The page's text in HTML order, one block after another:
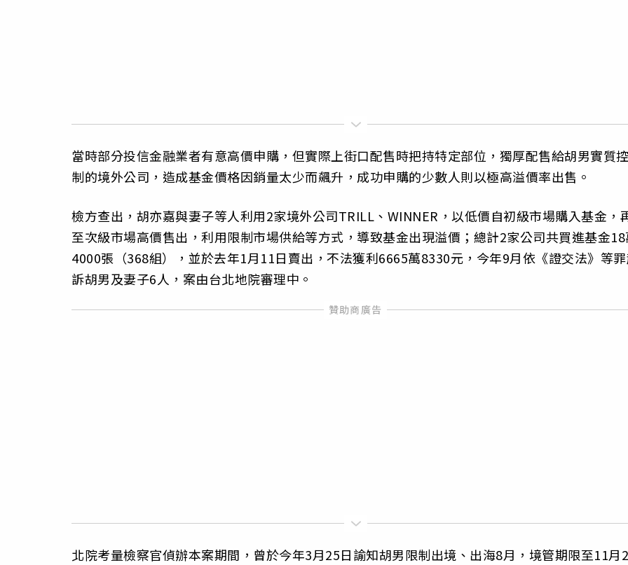
當時部分投信金融業者有意高價申購，但實際上街口配售時把持特定部位，獨厚配售給胡男實質
制的境外公司，造成基金價格因銷量太少而飆升，成功申購的少數人則以極高溢價率出售。
檢方查出，胡亦嘉與妻子等人利用2家境外公司TRILL、WINNER，以低價自初級市場購入基金，
至次級市場高價售出，利用限制市場供給等方式，導致基金出現溢價；總計2家公司共買進基金
4000張（368組），並於去年1月11日賣出，不法獲利6665萬8330元，今年9月依《證交法》等
訴胡男及妻子6人，案由台北地院審理中。
北院考量檢察官偵辦本案期間，曾於今年3月25日諭知胡男限制出境、出海8月，境管期限至11月